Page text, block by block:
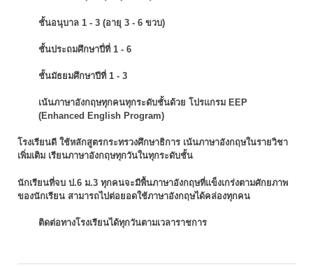
ชั้นอนุบาล 1 - 3 (อายุ 3 - 6 ขวบ)
ชั้นประถมศึกษาปี่ที่ 1 - 6
ชั้นมัธยมศึกษาปีที่ 1 - 3
เน้นภาษาอังกฤษทุกคนทุกระดับชั้นด้วย โปรแกรม EEP
(Enhanced English Program)
โรงเรียนดี ใช้หลักสูตรกระทรวงศึกษาธิการ เน้นภาษาอังกฤษในรายวิชา
เพิ่มเติม เรียนภาษาอังกฤษทุกวันในทุกระดับชั้น
นักเรียนที่จบ ป.6 ม.3 ทุกคนจะมีพื้นภาษาอังกฤษที่แข็งเกร่งตามศักยภาพ
ของนักเรียน สามารถไปต่อยอดใช้ภาษาอังกฤษได้คล่องทุกคน
ติดต่อทางโรงเรียนได้ทุกวันตามเวลาราชการ